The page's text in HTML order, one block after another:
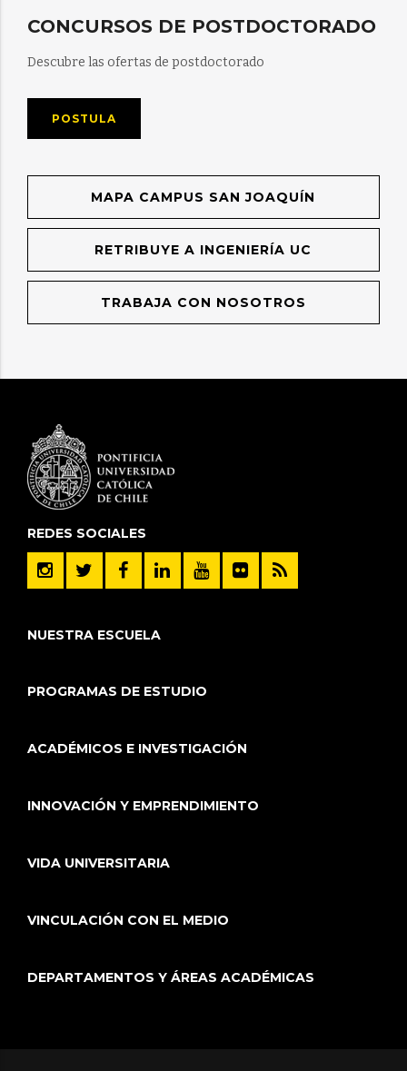
CONCURSOS DE POSTDOCTORADO
Descubre las ofertas de postdoctorado
POSTULA
MAPA CAMPUS SAN JOAQUÍN
RETRIBUYE A INGENIERÍA UC
TRABAJA CON NOSOTROS
REDES SOCIALES
NUESTRA ESCUELA
PROGRAMAS DE ESTUDIO
ACADÉMICOS E INVESTIGACIÓN
INNOVACIÓN Y EMPRENDIMIENTO
VIDA UNIVERSITARIA
VINCULACIÓN CON EL MEDIO
DEPARTAMENTOS Y ÁREAS ACADÉMICAS